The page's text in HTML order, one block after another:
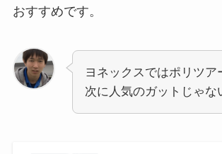
おすすめです。
ヨネックスではポリツア
次に人気のガットじゃな